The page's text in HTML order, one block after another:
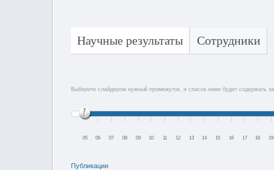
Научные результаты Сотрудники
Выберите слайдером нужный промежуток, и список ниже будет содержать
05 06 07 08 09 10 11 12 13 14 15 16 17 18 19
Публикации